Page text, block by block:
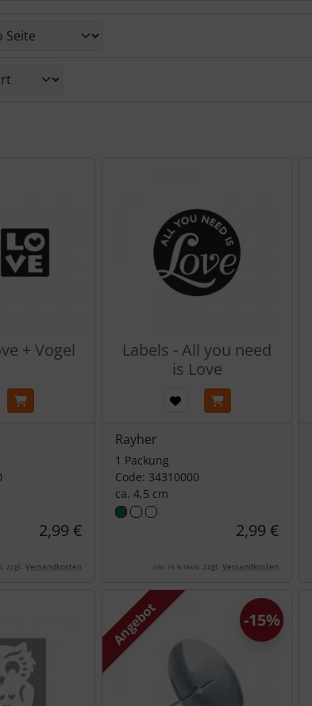
Eigenschaften filtern.
+ Vogel
2,99 €
zzgl. Versandkosten
Labels - All you need
is Love
Rayher
1 Packung
Code: 34310000
ca. 4,5 cm
2,99 €
inkl. 19 % MwSt. zzgl. Versandkosten
Angebot -15%